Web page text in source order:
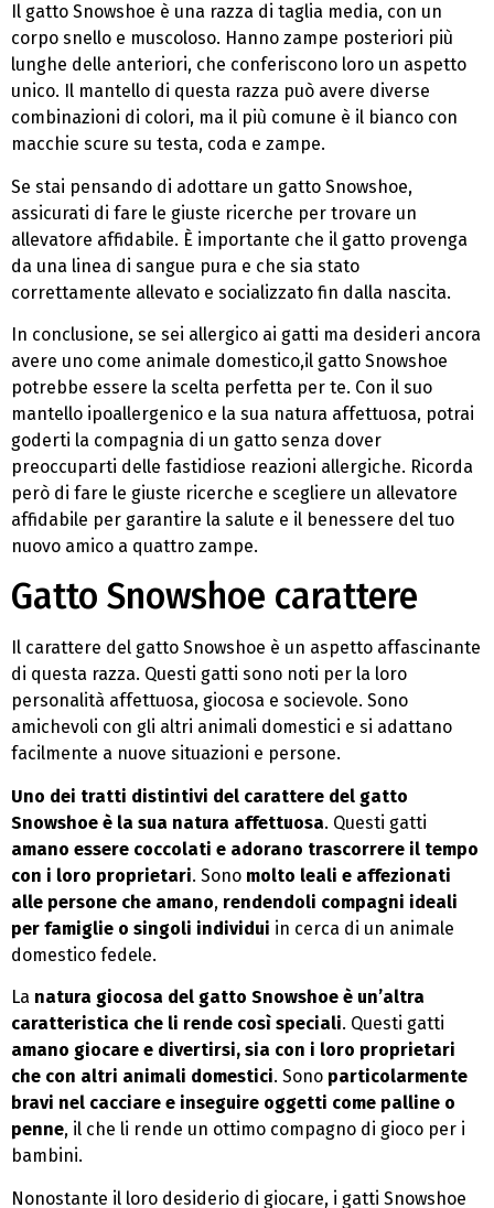
Il gatto Snowshoe è una razza di taglia media, con un
corpo snello e muscoloso. Hanno zampe posteriori più
lunghe delle anteriori, che conferiscono loro un aspetto
unico. Il mantello di questa razza può avere diverse
combinazioni di colori, ma il più comune è il bianco con
macchie scure su testa, coda e zampe.
Se stai pensando di adottare un gatto Snowshoe,
assicurati di fare le giuste ricerche per trovare un
allevatore affidabile. È importante che il gatto provenga
da una linea di sangue pura e che sia stato
correttamente allevato e socializzato fin dalla nascita.
In conclusione, se sei allergico ai gatti ma desideri ancora
avere uno come animale domestico,il gatto Snowshoe
potrebbe essere la scelta perfetta per te. Con il suo
mantello ipoallergenico e la sua natura affettuosa, potrai
goderti la compagnia di un gatto senza dover
preoccuparti delle fastidiose reazioni allergiche. Ricorda
però di fare le giuste ricerche e scegliere un allevatore
affidabile per garantire la salute e il benessere del tuo
nuovo amico a quattro zampe.
Gatto Snowshoe carattere
Il carattere del gatto Snowshoe è un aspetto affascinante
di questa razza. Questi gatti sono noti per la loro
personalità affettuosa, giocosa e socievole. Sono
amichevoli con gli altri animali domestici e si adattano
facilmente a nuove situazioni e persone.
Uno dei tratti distintivi del carattere del gatto
Snowshoe è la sua natura affettuosa. Questi gatti
amano essere coccolati e adorano trascorrere il tempo
con i loro proprietari. Sono molto leali e affezionati
alle persone che amano, rendendoli compagni ideali
per famiglie o singoli individui in cerca di un animale
domestico fedele.
La natura giocosa del gatto Snowshoe è un’altra
caratteristica che li rende così speciali. Questi gatti
amano giocare e divertirsi, sia con i loro proprietari
che con altri animali domestici. Sono particolarmente
bravi nel cacciare e inseguire oggetti come palline o
penne, il che li rende un ottimo compagno di gioco per i
bambini.
Nonostante il loro desiderio di giocare, i gatti Snowshoe